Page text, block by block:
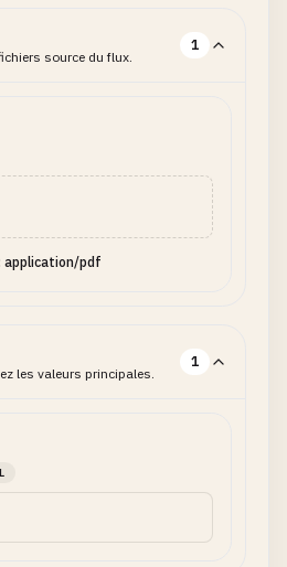
source du flux.
1
application/pdf
les valeurs principales.
1